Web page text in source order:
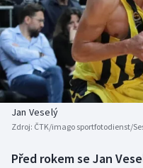
Americký fotbal
Baseball a softbal
Basketbal
Biatlon
NEPŘEHLÉDNĚTE
Soutěže
Historické návraty
Aplikace ČT sport
Jan Veselý
Zdroj: ČTK/imago sportfotodienst/
Před rokem se Jan